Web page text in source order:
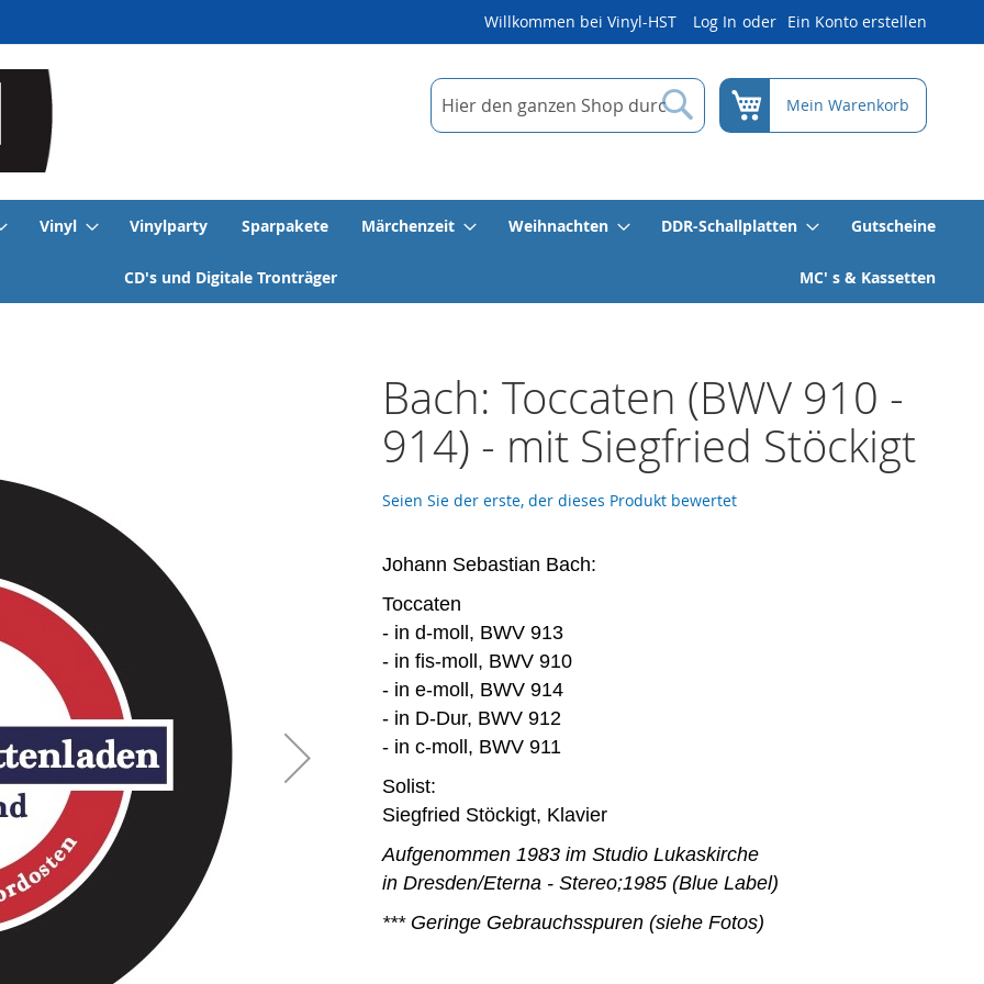
Willkommen bei Vinyl-HST Log In Ein Konto erstellen
Suche
Suche
Mein Warenkorb
Vinyl Vinylparty Sparpakete Märchenzeit Weihnachten DDR-Schallplatten Gutscheine
CD's und Digitale Tronträger MC' s & Kassetten
Bach: Toccaten (BWV 910 -
914) - mit Siegfried Stöckigt
Seien Sie der erste, der dieses Produkt bewertet
Johann Sebastian Bach:
Toccaten
- in d-moll, BWV 913
- in fis-moll, BWV 910
- in e-moll, BWV 914
- in D-Dur, BWV 912
- in c-moll, BWV 911
Solist:
Siegfried Stöckigt, Klavier
Aufgenommen 1983 im Studio Lukaskirche
in Dresden/Eterna - Stereo;1985 (Blue Label)
*** Geringe Gebrauchsspuren (siehe Fotos)